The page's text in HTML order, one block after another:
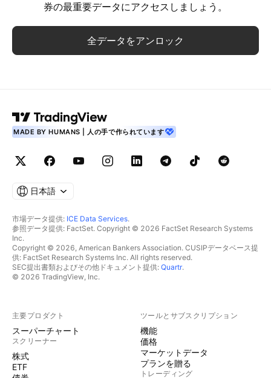
券の最重要データにアクセスしましょう。
全データをアンロック
MADE BY HUMANS | 人の手で作られています
日本語
市場データ提供: ICE Data Services.
参照データ提供: FactSet. Copyright © 2026 FactSet Research Systems
Inc.
Copyright © 2026, American Bankers Association. CUSIPデータベース提
供: FactSet Research Systems Inc. All rights reserved.
SEC提出書類およびその他ドキュメント提供: Quartr.
© 2026 TradingView, Inc.
主要プロダクト
スーパーチャート
スクリーナー
株式
ETF
ツールとサブスクリプション
機能
価格
マーケットデータ
プランを贈る
トレーディング